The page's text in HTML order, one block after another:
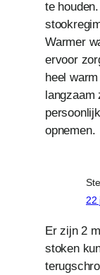
te
Warmer
ervoor
heel
langzaam
opnemen.
22
Er zijn 2
stoken